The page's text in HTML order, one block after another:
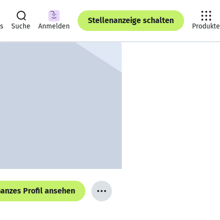
Suche Anmelden
Stellenanzeige schalten
Produkte
Profil ansehen